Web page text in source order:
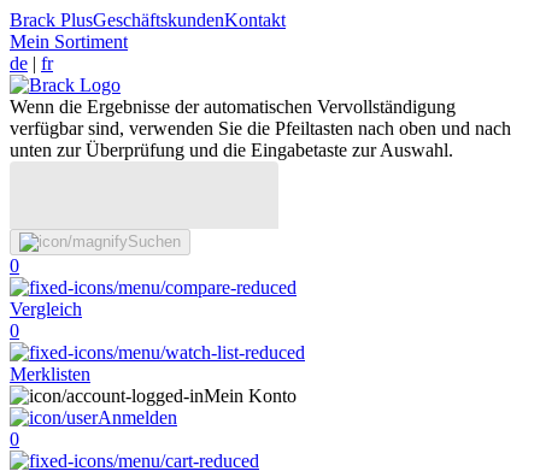
Brack PlusGeschäftskundenKontakt
Mein Sortiment
de | fr
Wenn die Ergebnisse der automatischen Vervollständigung
verfügbar sind, verwenden Sie die Pfeiltasten nach oben und nach
unten zur Überprüfung und die Eingabetaste zur Auswahl.
Suchen
0
Vergleich
0
Merklisten
Mein Konto
Anmelden
0